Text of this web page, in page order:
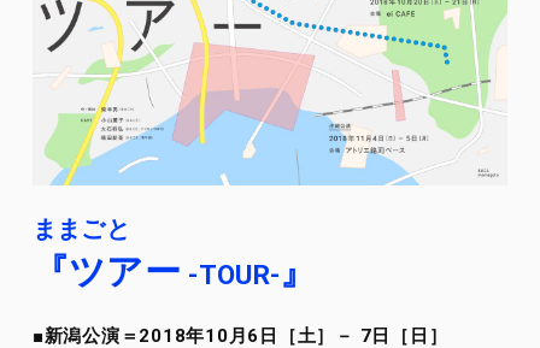
ままごと
『ツアー -TOUR-』
■新潟公演＝2018年10月6日［土］－ 7日［日］